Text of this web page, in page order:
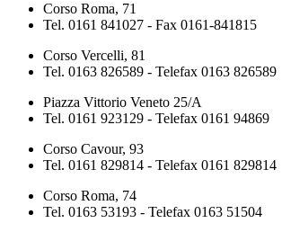
Corso Roma, 71
Tel. 0161 841027 - Fax 0161-841815
Corso Vercelli, 81
Tel. 0163 826589 - Telefax 0163 826589
Piazza Vittorio Veneto 25/A
Tel. 0161 923129 - Telefax 0161 94869
Corso Cavour, 93
Tel. 0161 829814 - Telefax 0161 829814
Corso Roma, 74
Tel. 0163 53193 - Telefax 0163 51504